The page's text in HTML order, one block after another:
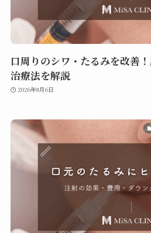
口周りのシワ・たるみを改善
治療法を解説
2026年8月6日